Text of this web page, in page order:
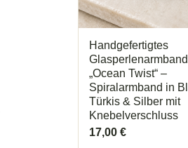
Handgefertigtes
Glasperlenarmband
„Ocean Twist“ –
Spiralarmband in
Türkis & Silber mit
Knebelverschluss
17,00€